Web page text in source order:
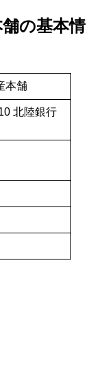
の基本情
本舗
北陸銀行